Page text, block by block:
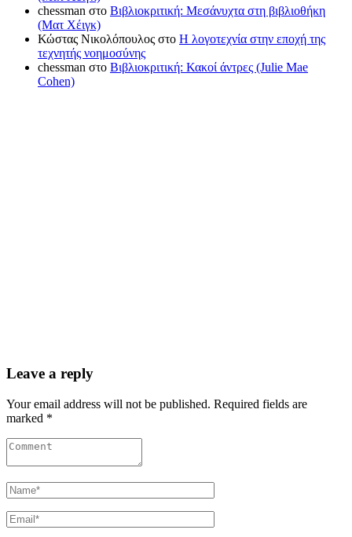
chessman στο Βιβλιοκριτική: Μεσάνυχτα στη βιβλιοθήκη
(Ματ Χέιγκ)
Κώστας Νικολόπουλος στο Η λογοτεχνία στην εποχή της
τεχνητής νοημοσύνης
chessman στο Βιβλιοκριτική: Κακοί άντρες (Julie Mae
Cohen)
Leave a reply
Your email address will not be published. Required fields are
marked *